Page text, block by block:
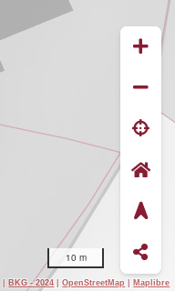
10 m
|BKG - 2024 |OpenStreetMap |Maplibre